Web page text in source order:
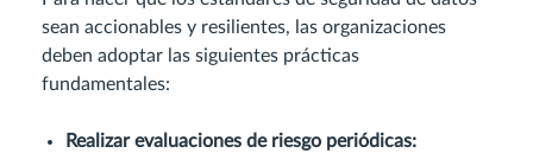
sean accionables y resilientes, las organizaciones
deben adoptar las siguientes prácticas
fundamentales:
Realizar evaluaciones de riesgo periódicas: